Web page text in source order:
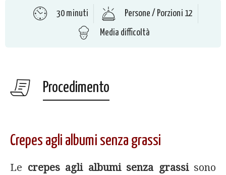
30 minuti
Persone / Porzioni 12
Media difficoltà
Procedimento
Crepes agli albumi senza grassi
Le crepes agli albumi senza grassisono